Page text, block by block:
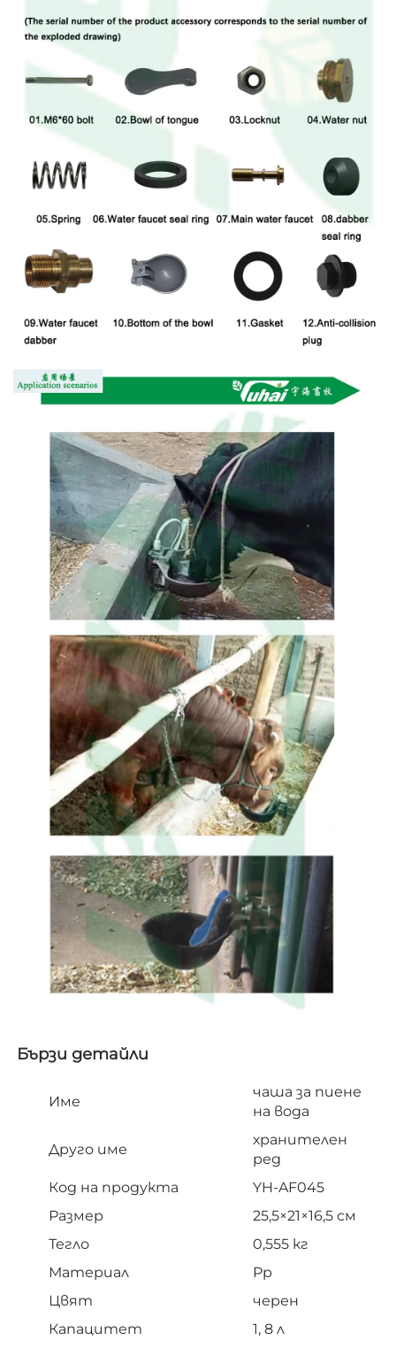
Бързи детайли
Име
чаша за пиене
на вода
Друго име
хранителен
ред
Код на продукта
YH-AF045
Размер
25,5×21×16,5 см
Тегло
0,555 кг
Материал
Pp
Цвят
черен
Капацитет
1, 8 л